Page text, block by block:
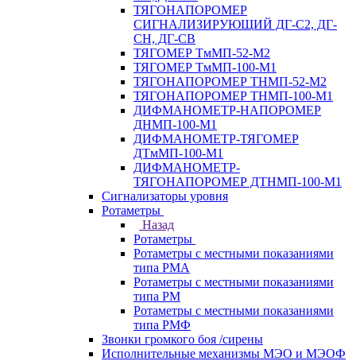
ТЯГОНАПОРОМЕР
СИГНАЛИЗИРУЮЩИЙ ДГ-С2, ДГ-
СН, ДГ-СВ
ТЯГОМЕР ТмМП-52-М2
ТЯГОМЕР ТмМП-100-М1
ТЯГОНАПОРОМЕР ТНМП-52-М2
ТЯГОНАПОРОМЕР ТНМП-100-М1
ДИФМАНОМЕТР-НАПОРОМЕР
ДНМП-100-М1
ДИФМАНОМЕТР-ТЯГОМЕР
ДТмМП-100-М1
ДИФМАНОМЕТР-
ТЯГОНАПОРОМЕР ДТНМП-100-М1
Сигнализаторы уровня
Ротаметры
Назад
Ротаметры
Ротаметры с местными показаниями
типа РМА
Ротаметры с местными показаниями
типа РМ
Ротаметры с местными показаниями
типа РМФ
Звонки громкого боя /сирены
Исполнительные механизмы МЭО и МЭОФ